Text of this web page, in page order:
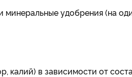
минеральные удобрения (на
калий) в зависимости от